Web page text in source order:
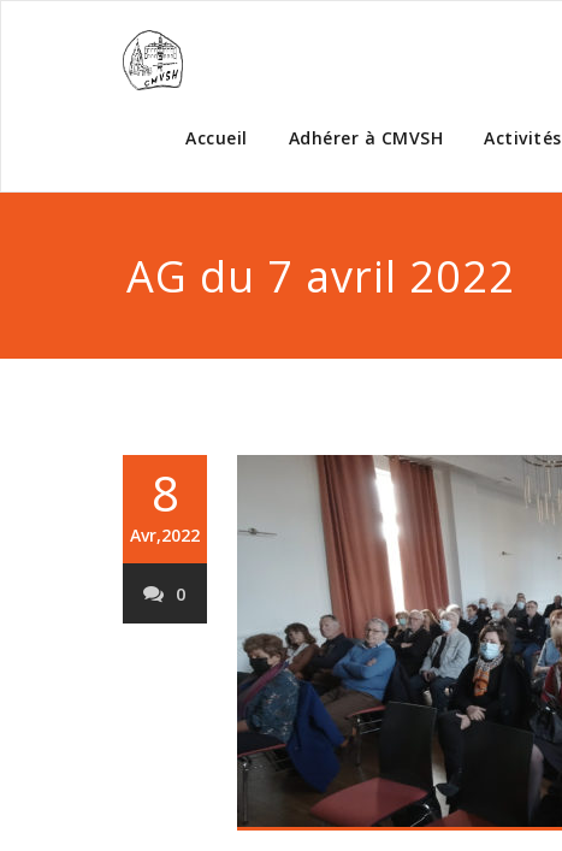
Accueil Adhérer à CMVSH Activités
AG du 7 avril 2022
8
Avr,2022
0